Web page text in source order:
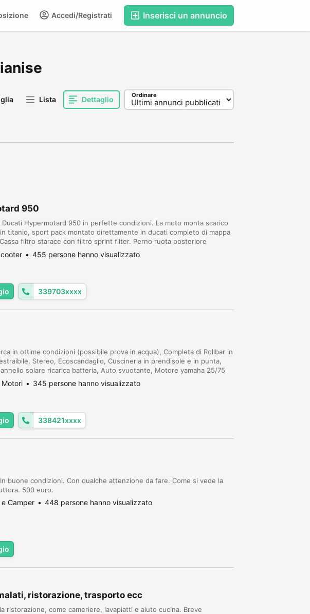
Inserisci un annuncio
Accedi/Registrati
Lista Dettaglio Ordinare
950
Hypermotard 950 in perfette condizioni. La moto monta scarico
titanio, sport pack montato direttamente in ducati completo di mappa
filtro starace con filtro sprint filter. Perno ruota posteriore
ruota lusuardi racing Frecce posteriori new rage cycles Appena e...
455 persone hanno visualizzato
339703xxxx
in ottime condizioni (possibile prova in acqua), Completa di Rollbar in
Stereo, Ecoscandaglio, Cuscineria in prendisole e in punta,
solare ricarica batteria, Auto svuotante, Motore yamaha 25/75
porta batteria e Vano serbatoio Ecc... Per Info chiama...
345 persone hanno visualizzato
338421xxxx
buone condizioni. Con qualche attenzione da fare. Come si vede la
500 euro.
Camper 448 persone hanno visualizzato
ristorazione, trasporto ecc
ristorazione, come cameriere, lavapiatti e aiuto cucina. Breve